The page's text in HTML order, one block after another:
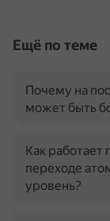
Ещё по теме
Почему на
может быть
Как работает
переходе
уровень?